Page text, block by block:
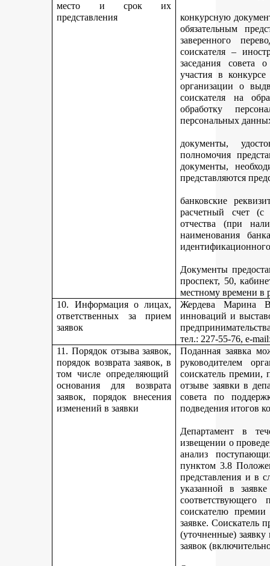
место и срок их
представления
конкурсную
обязательным
заверенного
соискателя –
заседания совета
участия в
организации о
соискателя на
обработку
персональных
документы,
полномочия
документы,
представляются
банковские
расчетный счет (с
отчества (при
наименования
Документы
проспект, 50,
местному времени в
10. Информация о лицах,
ответственных за прием
заявок
Жердева Марина
инноваций и
тел.: 227-55-76, e-
11. Порядок отзыва заявок,
порядок возврата заявок, в
том числе определяющий
основания для возврата
заявок, порядок внесения
изменений в заявки
Поданная заявка
руководителем
соискатель премии,
отзыве заявки в
совета по
подведения итогов
Департамент в
извещении о
анализ
пунктом 3.8
представления и в
указанной в
соответствующего
соискателю
заявке. Соискатель
(уточненные)
заявок